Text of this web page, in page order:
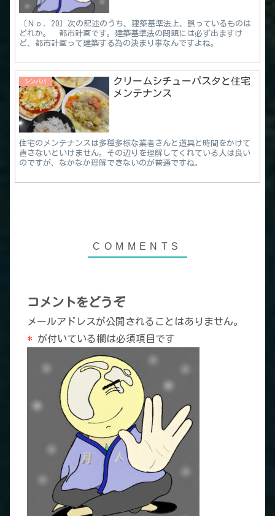
〔Ｎｏ．20〕次の記述のうち、建築基準法上、誤っているものは
どれか。 都市計画です。建築基準法の問題には必ず出ますけ
ど、都市計画って建築する為の決まり事なんですよね。
シンパパ
クリームシチューパスタと住宅
メンテナンス
住宅のメンテナンスは多種多様な業者さんと道具と時間をかけて
直さないといけません。その辺りを理解してくれている人は良い
のですが、なかなか理解できないのが普通ですね。
コメントをどうぞ
メールアドレスが公開されることはありません。
* が付いている欄は必須項目です